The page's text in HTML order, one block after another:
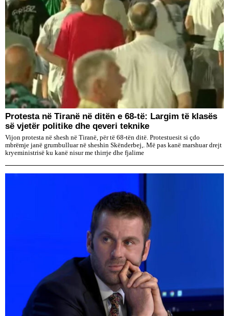
Protesta në Tiranë në ditën e 68-të: Largim të klasës
së vjetër politike dhe qeveri teknike
Vijon protesta në shesh në Tiranë, për të 68-tën ditë. Protestuesit si çdo
mbrëmje janë grumbulluar në sheshin Skënderbej,. Më pas kanë marshuar drejt
kryeministrisë ku kanë nisur me thirrje dhe fjalime